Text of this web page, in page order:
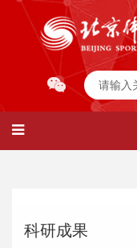
科研成果